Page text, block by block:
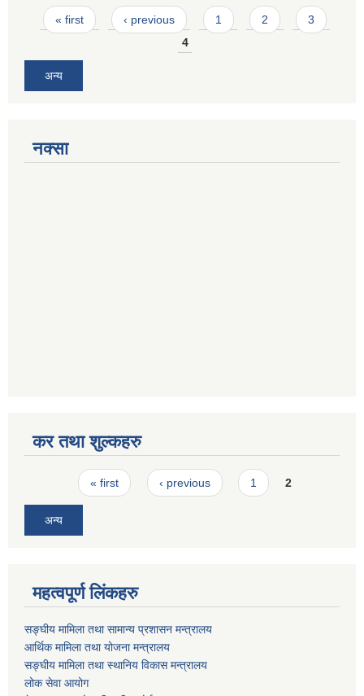
Pages
« first ‹ previous 1 2
3
4
अन्य
नक्सा
कर तथा शुल्कहरु
Pages« first ‹ previous 1 2
अन्य
महत्वपूर्ण लिंकहरु
सङ्घीय मामिला तथा सामान्य प्रशासन मन्त्रालय
आर्थिक मामिला तथा योजना मन्त्रालय
सङ्घीय मामिला तथा स्थानिय विकास मन्त्रालय
लोक सेवा आयोग